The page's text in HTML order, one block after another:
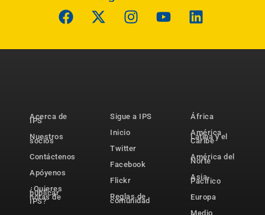
Acerca de
IPS
Nuestros
socios
Contáctenos
Apóyenos
¿Quieres
publicar
notas de
IPS?
Sigue a IPS
Inicio
Twitter
Facebook
Flickr
Reglas de
comunidad
África
América
Latina y el
Caribe
América del
Norte
Asia-
Pacífico
Europa
Medio